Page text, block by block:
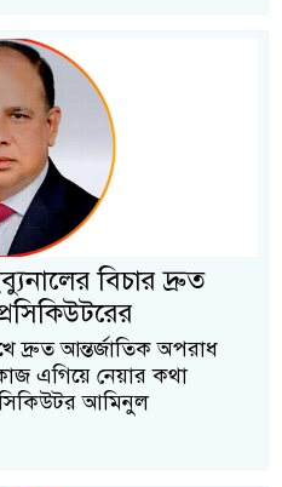
বিচার দ্রুত
দ্রুত আন্তর্জাতিক অপরাধ
এগিয়ে নেয়ার কথা
আমিনুল